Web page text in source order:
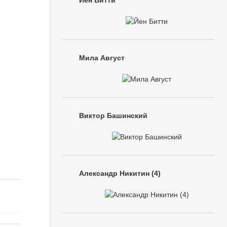
Мила Август
Виктор Башинский
Александр Никитин (4)